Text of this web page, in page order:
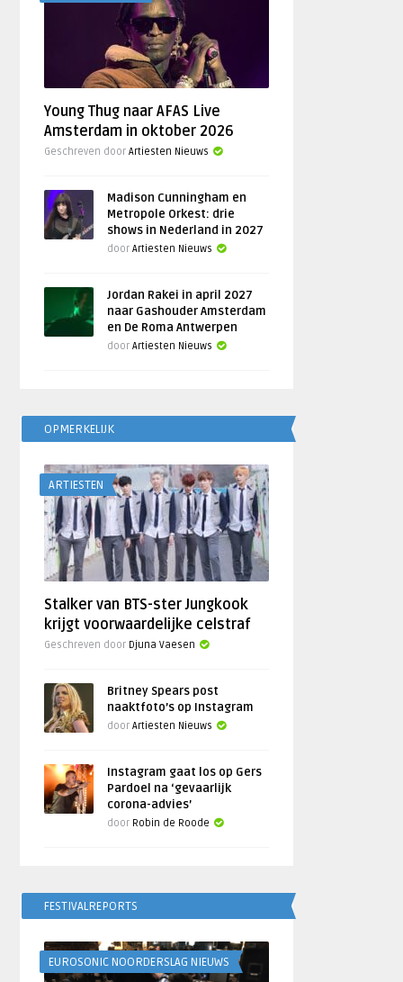
Young Thug naar AFAS Live
Amsterdam in oktober 2026
Geschreven doorArtiesten Nieuws
Madison Cunningham en
Metropole Orkest: drie
shows in Nederland in 2027
doorArtiesten Nieuws
Jordan Rakei in april 2027
naar Gashouder Amsterdam
en De Roma Antwerpen
doorArtiesten Nieuws
OPMERKELIJK
ARTIESTEN
Stalker van BTS-ster Jungkook
krijgt voorwaardelijke celstraf
Geschreven door Djuna Vaesen
Britney Spears post
naaktfoto’s op Instagram
doorArtiesten Nieuws
Instagram gaat los op Gers
Pardoel na ‘gevaarlijk
corona-advies’
door Robin de Roode
FESTIVALREPORTS
EUROSONIC NOORDERSLAG NIEUWS